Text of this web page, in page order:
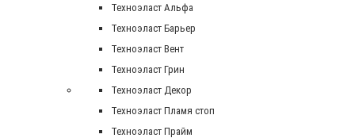
Техноэласт Альфа
Техноэласт Барьер
Техноэласт Вент
Техноэласт Грин
Техноэласт Декор
Техноэласт Пламя стоп
Техноэласт Прайм